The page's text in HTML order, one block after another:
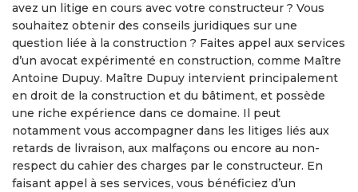
avez un litige en cours avec votre constructeur ? Vous
souhaitez obtenir des conseils juridiques sur une
question liée à la construction ? Faites appel aux services
d’un avocat expérimenté en construction, comme Maître
Antoine Dupuy. Maître Dupuy intervient principalement
en droit de la construction et du bâtiment, et possède
une riche expérience dans ce domaine. Il peut
notamment vous accompagner dans les litiges liés aux
retards de livraison, aux malfaçons ou encore au non-
respect du cahier des charges par le constructeur. En
faisant appel à ses services, vous bénéficiez d’un